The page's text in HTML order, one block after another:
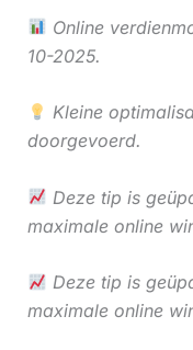
Online
10-2025.
Kleine
doorgevoerd.
Deze tip is
maximale online
Deze tip is
maximale online